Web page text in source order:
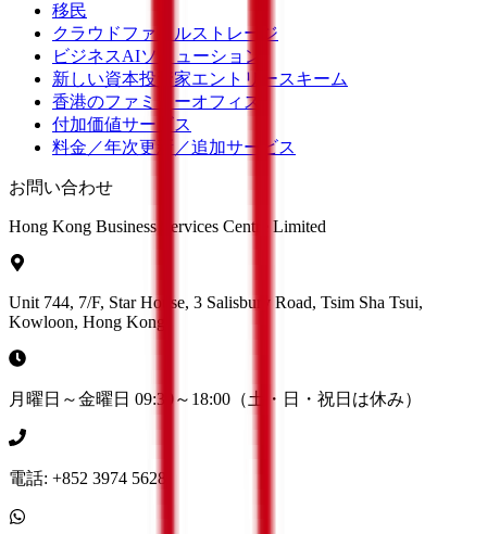
移民
クラウドファイルストレージ
ビジネスAIソリューション
新しい資本投資家エントリースキーム
香港のファミリーオフィス
付加価値サービス
料金／年次更新／追加サービス
お問い合わせ
Hong Kong Business Services Centre Limited
Unit 744, 7/F, Star House, 3 Salisbury Road, Tsim Sha Tsui,
Kowloon, Hong Kong
月曜日～金曜日 09:30～18:00（土・日・祝日は休み）
電話: +852 3974 5628